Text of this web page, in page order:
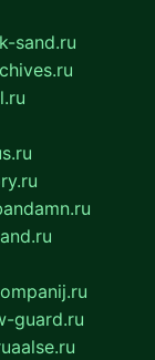
sand.ru
guard.ru
aalse.ru